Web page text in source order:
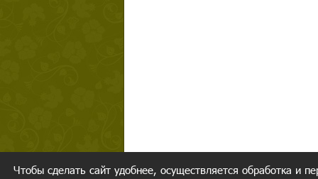
Чтобы сделать сайт удобнее, осуществляется обработка и